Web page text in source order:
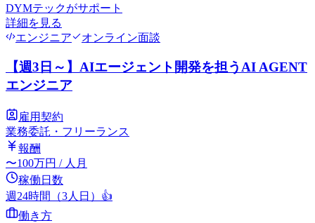
DYMテックがサポート
詳細を見る
エンジニア
オンライン面談
【週3日～】AIエージェント開発を担うAI AGENT
エンジニア
雇用契約
業務委託・フリーランス
報酬
〜100万円 / 人月
稼働日数
週24時間（3人日） 👍
働き方